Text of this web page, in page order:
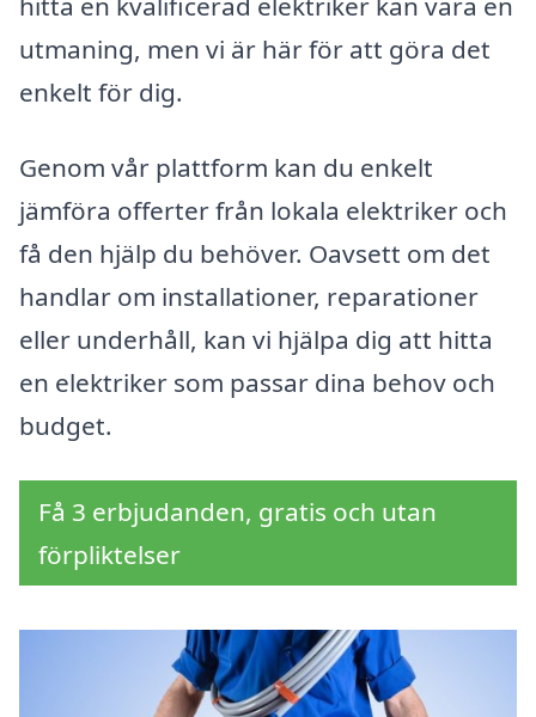
utmaning, men vi är här för att göra det
enkelt för dig.
Genom vår plattform kan du enkelt
jämföra offerter från lokala elektriker och
få den hjälp du behöver. Oavsett om det
handlar om installationer, reparationer
eller underhåll, kan vi hjälpa dig att hitta
en elektriker som passar dina behov och
budget.
Få 3 erbjudanden, gratis och utan
förpliktelser